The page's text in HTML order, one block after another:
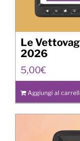
Le
2026
5,00€
Aggiungi al